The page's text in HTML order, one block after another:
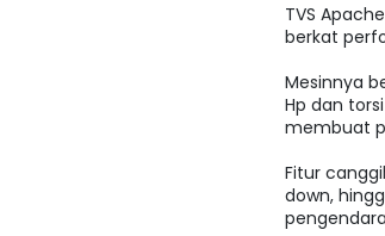
TVS
berkat
Mesinnya
Hp dan
membuat
Fitur
down,